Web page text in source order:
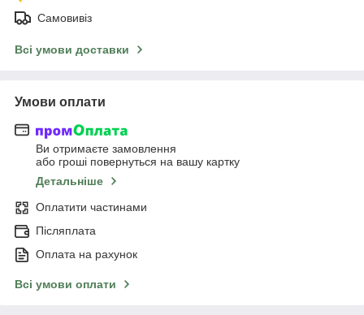
Самовивіз
Всі умови доставки
Умови оплати
Ви отримаєте замовлення
або гроші повернуться на вашу картку
Детальніше
Оплатити частинами
Післяплата
Оплата на рахунок
Всі умови оплати